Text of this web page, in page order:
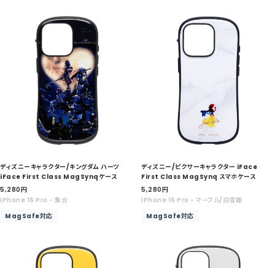
ディズニーキャラクター/キングダム ハーツ
iFace First Class MagSynqケース
セ
ー
価
5,280円
iPhone 16 Pro - 集合
MagSafe対応
ディズニー/ピクサーキャラクター iFace
First Class MagSynq スマホケース
セ
ー
価
5,280円
iPhone 16 Pro - マーブル/白雪姫
MagSafe対応